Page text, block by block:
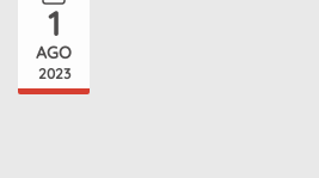
1
AGO
2023